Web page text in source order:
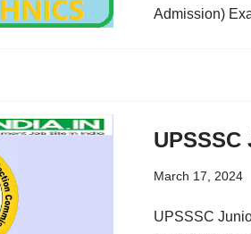
Admission)
March 17, 2024
UPSSSC